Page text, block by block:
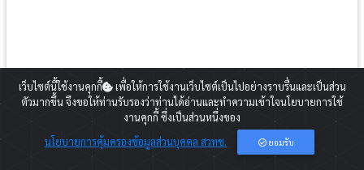
เว็บไซต์นี้ใช้งานคุกกี้
เพื่อให้การใช้งานเว็บไซต์เป็นไปอย่างราบรื่นและเป็นส่วน
ตัวมากขึ้น จึงขอให้ท่านรับรองว่าท่านได้อ่านและทำความเข้าใจนโยบายการใช้
งานคุกกี้ ซึ่งเป็นส่วนหนึ่งของ
นโยบายการคุ้มครองข้อมูลส่วนบุคคล สวทช.
ยอมรับ
สำหรับท่านที่ยังไม่ได้สมัครสมาชิกกรุณากดปุ่ม Register และดำเนินการตาม
ขั้นตอน
2020 Copyright:Career for the Future Academy
E-mail: